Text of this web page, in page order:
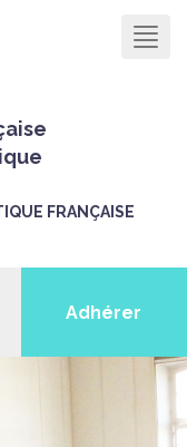
FRANÇAISE
Adhérer